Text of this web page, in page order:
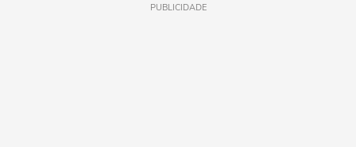
PUBLICIDADE